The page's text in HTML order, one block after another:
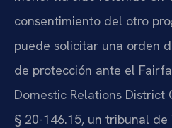
consentimiento del otro
puede solicitar una orden
de protección ante el
Domestic Relations District
§ 20-146.15, un tribunal